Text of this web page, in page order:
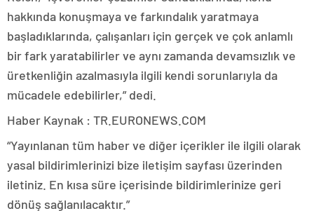
hakkında konuşmaya ve farkındalık yaratmaya
başladıklarında, çalışanları için gerçek ve çok anlamlı
bir fark yaratabilirler ve aynı zamanda devamsızlık ve
üretkenliğin azalmasıyla ilgili kendi sorunlarıyla da
mücadele edebilirler,” dedi.
Haber Kaynak : TR.EURONEWS.COM
“Yayınlanan tüm haber ve diğer içerikler ile ilgili olarak
yasal bildirimlerinizi bize iletişim sayfası üzerinden
iletiniz. En kısa süre içerisinde bildirimlerinize geri
dönüş sağlanılacaktır.”